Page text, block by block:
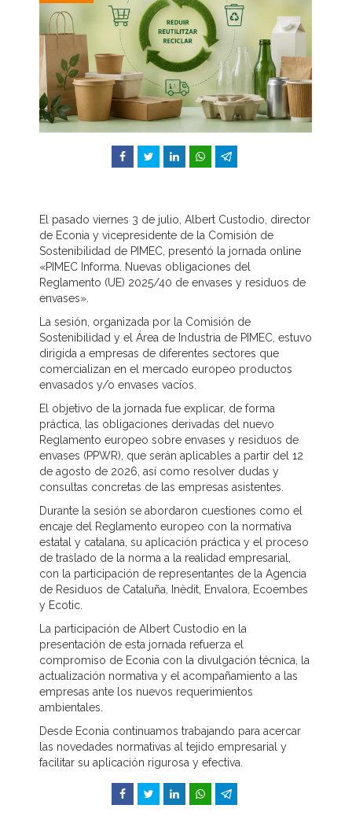
Facebook
Twitter LinkedInWhatsApp
El pasado viernes 3 de julio, Albert Custodio, director
de Econia y vicepresidente de la Comisión de
Sostenibilidad de PIMEC, presentó la jornada online
«PIMEC Informa. Nuevas obligaciones del
Reglamento (UE) 2025/40 de envases y residuos de
envases».
La sesión, organizada por la Comisión de
Sostenibilidad y el Área de Industria de PIMEC, estuvo
dirigida a empresas de diferentes sectores que
comercializan en el mercado europeo productos
envasados y/o envases vacíos.
El objetivo de la jornada fue explicar, de forma
práctica, las obligaciones derivadas del nuevo
Reglamento europeo sobre envases y residuos de
envases (PPWR), que serán aplicables a partir del 12
de agosto de 2026, así como resolver dudas y
consultas concretas de las empresas asistentes.
Durante la sesión se abordaron cuestiones como el
encaje del Reglamento europeo con la normativa
estatal y catalana, su aplicación práctica y el proceso
de traslado de la norma a la realidad empresarial,
con la participación de representantes de la Agencia
de Residuos de Cataluña, Inèdit, Envalora, Ecoembes
y Ecotic.
La participación de Albert Custodio en la
presentación de esta jornada refuerza el
compromiso de Econia con la divulgación técnica, la
actualización normativa y el acompañamiento a las
empresas ante los nuevos requerimientos
ambientales.
Desde Econia continuamos trabajando para acercar
las novedades normativas al tejido empresarial y
facilitar su aplicación rigurosa y efectiva.
Facebook
Twitter LinkedInWhatsApp